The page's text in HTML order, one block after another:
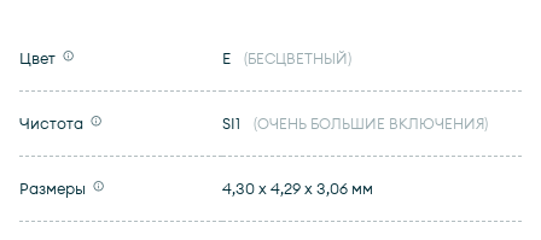
Цвет E (БЕСЦВЕТНЫЙ)
Чистота SI1 (ОЧЕНЬ БОЛЬШИЕ ВКЛЮЧЕНИЯ)
Размеры 4,30 x 4,29 x 3,06 мм